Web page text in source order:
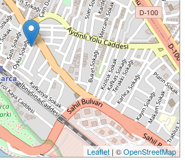
Leaflet| ©OpenStreetMap